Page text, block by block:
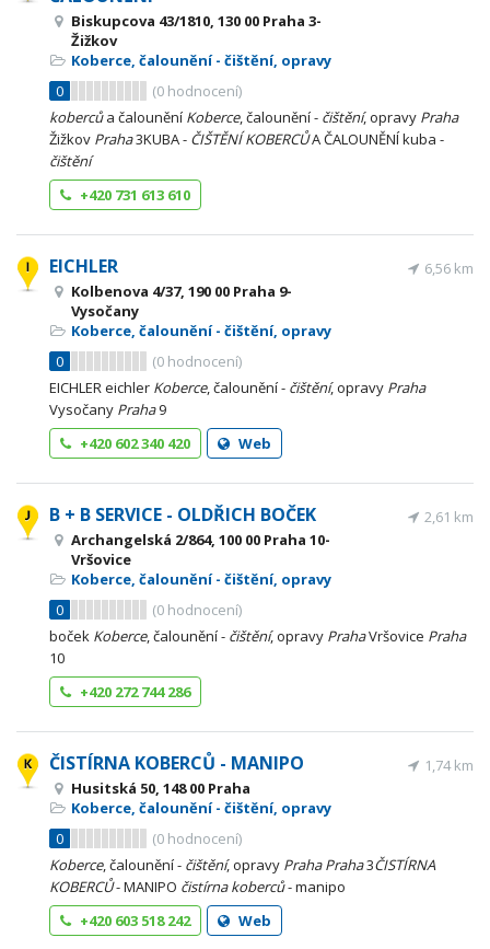
Biskupcova 43/1810, 130 00 Praha 3-
Žižkov
Koberce, čalounění - čištění, opravy
0
(0 hodnocení)
kobercůa čalounění Koberce, čalounění - čištění, opravy Praha
Žižkov Praha3KUBA - ČIŠTĚNÍ KOBERCŮA ČALOUNĚNÍ kuba -
čištění
+420 731 613 610
EICHLER
Kolbenova 4/37, 190 00 Praha 9-
Vysočany
Koberce, čalounění - čištění, opravy
0
(0 hodnocení)
6,56 km
EICHLER eichler Koberce, čalounění - čištění, opravy Praha
Vysočany Praha9
+420 602 340 420
Web
B + B SERVICE - OLDŘICH BOČEK
Archangelská 2/864, 100 00 Praha 10-
Vršovice
Koberce, čalounění - čištění, opravy
0
(0 hodnocení)
2,61 km
boček Koberce, čalounění - čištění, opravy PrahaVršovice Praha
10
+420 272 744 286
ČISTÍRNA KOBERCŮ - MANIPO
Husitská 50, 148 00 Praha
Koberce, čalounění - čištění, opravy
0
(0 hodnocení)
1,74 km
Koberce, čalounění - čištění, opravy Praha Praha3ČISTÍRNA
KOBERCŮ- MANIPO čistírna koberců- manipo
+420 603 518 242
Web